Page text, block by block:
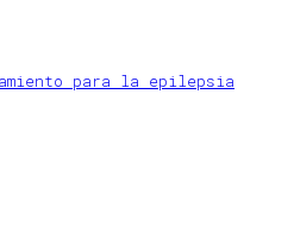
para la epilepsia